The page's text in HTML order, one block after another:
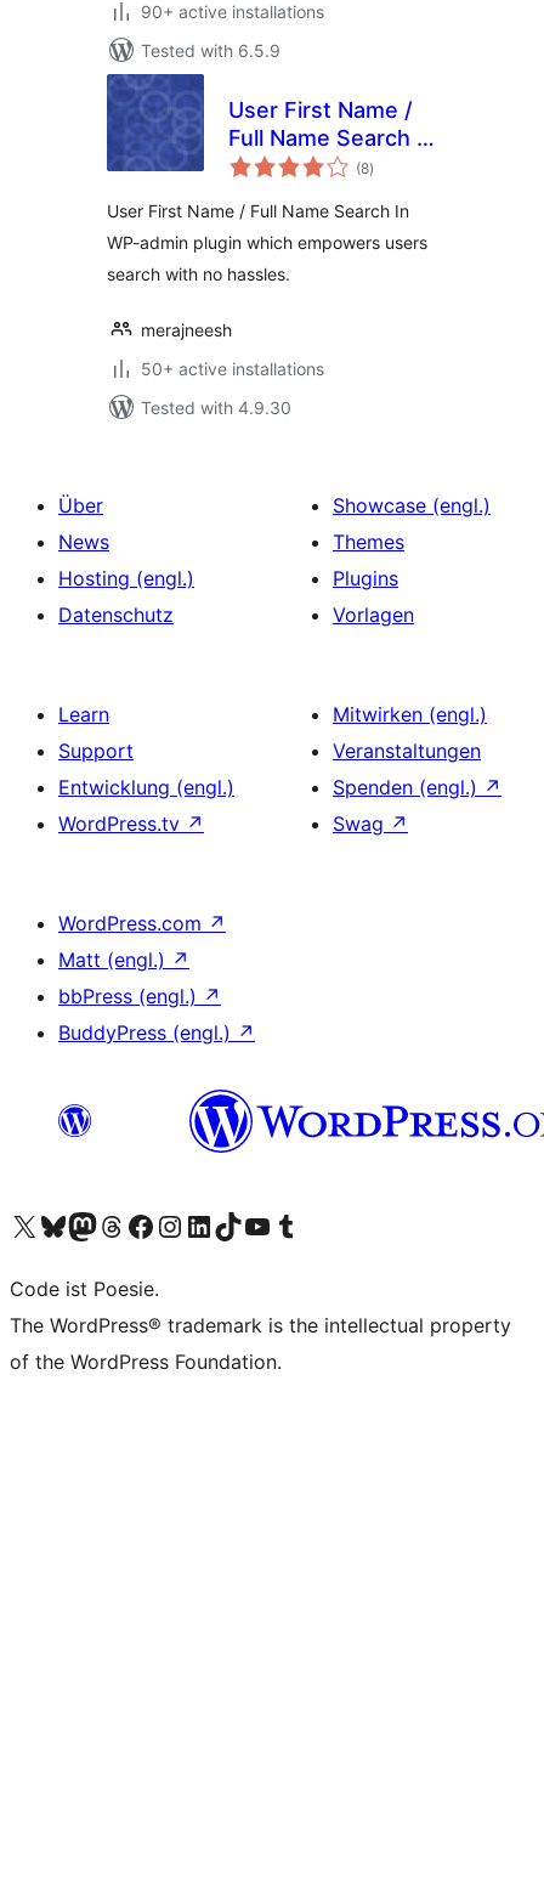
90+ active installations
Tested with 6.5.9
User First Name /
Full Name Search In
WP-admin
(8total
ratings
)
User First Name / Full Name Search In
WP-admin plugin which empowers users
search with no hassles.
merajneesh
50+ active installations
Tested with 4.9.30
Über
News
Hosting (engl.)
Datenschutz
Showcase (engl.)
Themes
Plugins
Vorlagen
Learn
Support
Entwicklung (engl.)
WordPress.tv ↗
Mitwirken (engl.)
Veranstaltungen
Spenden (engl.) ↗
Swag ↗
WordPress.com ↗
Matt (engl.) ↗
bbPress (engl.) ↗
BuddyPress (engl.) ↗
Das X-Konto (früher Twitter) von WordPress.org besuchen
Das Bluesky-Konto von WordPress.org besuchen
Das Mastodon-Konto von WordPress.org besuchen
Das Threads-Konto von WordPress.org besuchen
Die Facebook-Seite von WordPress.org besuchen
Das Instagram-Konto von WordPress.org besuchen
Das LinkedIn-Konto von WordPress.org besuchen
Das TikTok-Konto von WordPress.org besuchen
Den YouTube-Kanal von WordPress.org besuchen
Das Tumblr-Konto von WordPress.org besuchen
Code ist Poesie.
The WordPress® trademark is the intellectual property
of the WordPress Foundation.